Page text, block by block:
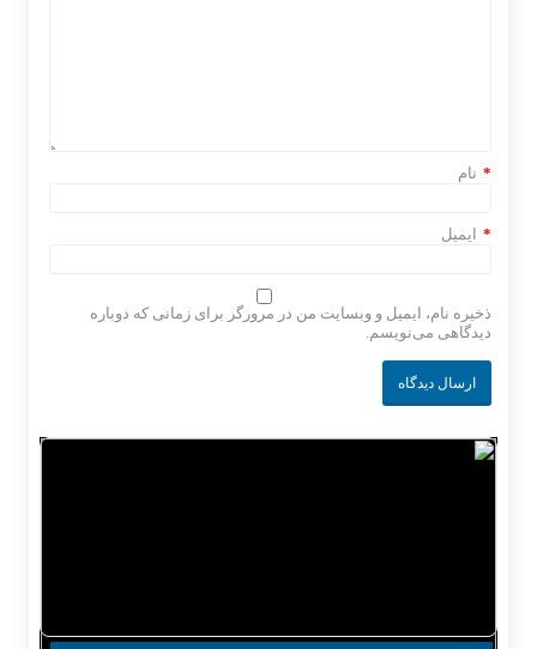
نام *
ایمیل *
ذخیره نام، ایمیل و وبسایت من در مرورگر برای زمانی که دوباره
دیدگاهی می‌نویسم.